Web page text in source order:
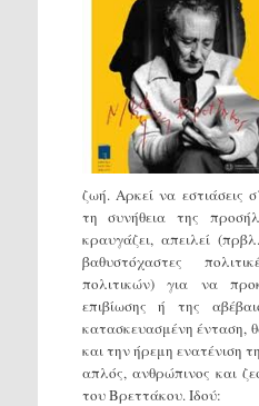
ζωή. Αρκεί να εστιάσεις
τη συνήθεια της
κραυγάζει, απειλεί
βαθυστόχαστες
πολιτικών) για να
επιβίωσης ή της
κατασκευασμένη ένταση,
και την ήρεμη ενατένιση
απλός, ανθρώπινος και
του Βρεττάκου. Ιδού: